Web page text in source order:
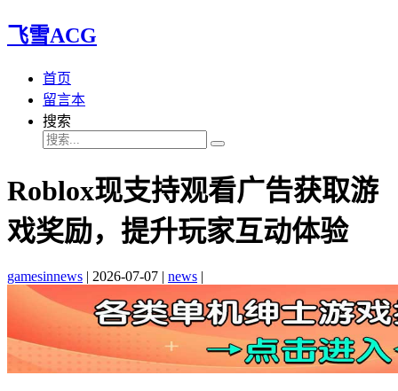
飞雪ACG
首页
留言本
搜索
Roblox现支持观看广告获取游
戏奖励，提升玩家互动体验
gamesinnews | 2026-07-07 | news |